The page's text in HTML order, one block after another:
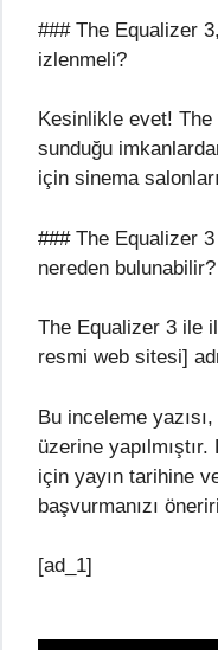
### The Equalizer
izlenmeli?
Kesinlikle evet!
sunduğu
için sinema
### The Equalizer
nereden bulunabilir?
The Equalizer 3 ile
resmi web sitesi]
Bu inceleme
üzerine
için yayın tarihine
başvurmanızı
[ad_1]